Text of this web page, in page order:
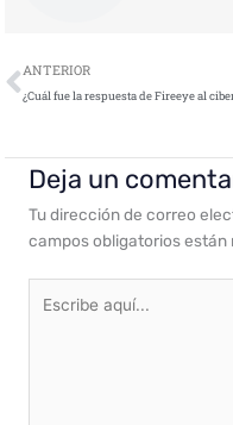
Ant
ANTERIOR
Deja un
Tu dirección de correo
campos obligatorios están
aquí...